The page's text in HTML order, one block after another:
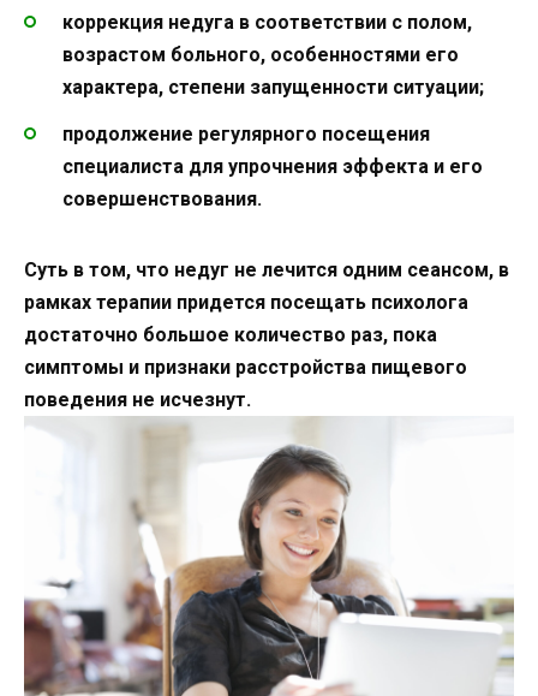
коррекция недуга в соответствии с полом,
возрастом больного, особенностями его
характера, степени запущенности ситуации;
продолжение регулярного посещения
специалиста для упрочнения эффекта и его
совершенствования.
Суть в том, что недуг не лечится одним сеансом, в
рамках терапии придется посещать психолога
достаточно большое количество раз, пока
симптомы и признаки расстройства пищевого
поведения не исчезнут.